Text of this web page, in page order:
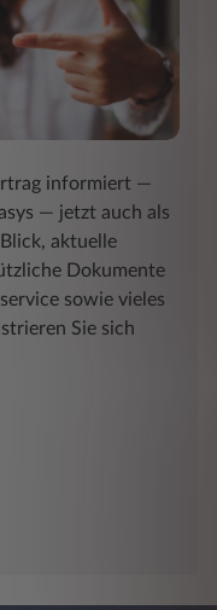
informiert ―
― jetzt auch als
aktuelle
Dokumente
sowie vieles
Sie sich